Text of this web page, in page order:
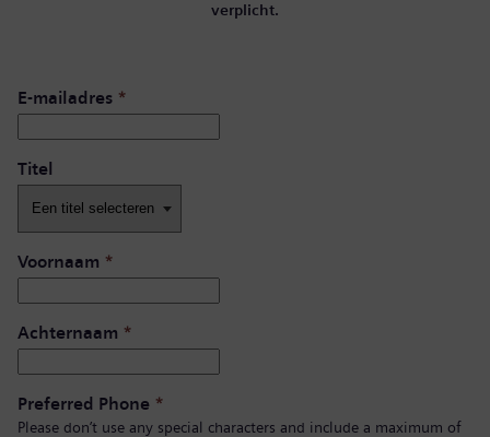
verplicht.
E-mailadres *
Titel
Voornaam *
Achternaam *
Preferred Phone *
Please don’t use any special characters and include a maximum of